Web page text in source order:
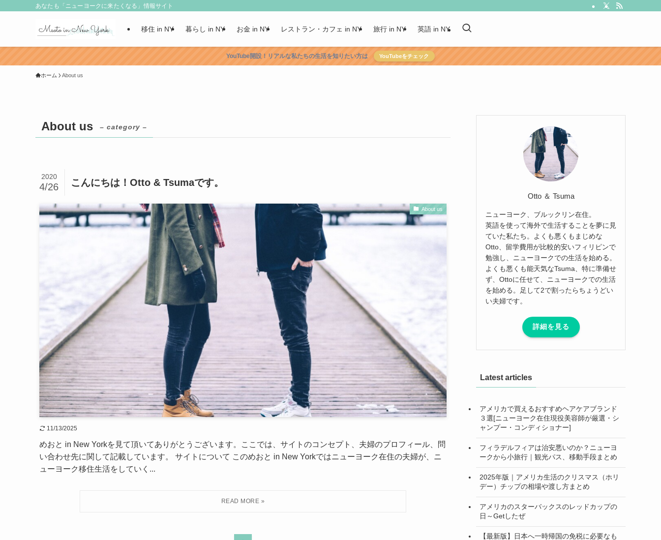
あなたも「ニューヨークに来たくなる」情報サイト
移住 in NY 暮らし in NY お金 in NY レストラン・カフェ in NY 旅行 in NY 英語 in NY
YouTube開設！リアルな私たちの生活を知りたい方は YouTubeをチェック
ホーム About us
About us – category –
こんにちは！Otto & Tsumaです。
2020
4/26
About us
11/13/2025
めおと in New Yorkを見て頂いてありがとうございます。ここでは、サイトのコンセプト、夫婦のプロフィール、問
い合わせ先に関して記載しています。 サイトについて このめおと in New Yorkではニューヨーク在住の夫婦が、ニ
ューヨーク移住生活をしていく...
Otto ＆ Tsuma
ニューヨーク、ブルックリン在住。
英語を使って海外で生活することを夢に見
ていた私たち。よくも悪くもまじめな
Otto、留学費用が比較的安いフィリピンで
勉強し、ニューヨークでの生活を始める。
よくも悪くも能天気なTsuma、特に準備せ
ず、Ottoに任せて、ニューヨークでの生活
を始める。足して2で割ったらちょうどい
い夫婦です。
詳細を見る
Latest articles
アメリカで買えるおすすめヘアケアブランド
３選[ニューヨーク在住現役美容師が厳選・シ
ャンプー・コンディショナー]
フィラデルフィアは治安悪いのか？ニューヨ
ークから小旅行｜観光パス、移動手段まとめ
2025年版｜アメリカ生活のクリスマス（ホリ
デー）チップの相場や渡し方まとめ
アメリカのスターバックスのレッドカップの
日～Getしたぜ
【最新版】日本へ一時帰国の免税に必要なも